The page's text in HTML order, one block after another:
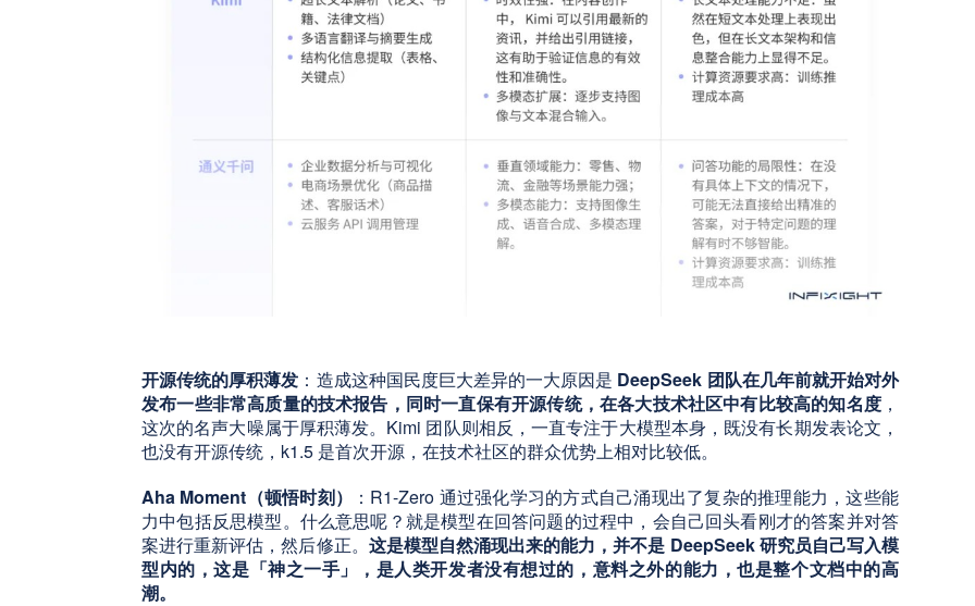
开源传统的厚积薄发 ：造成这种国民度巨大差异的一大原因是 DeepSeek 团队在几年前就开始对外
发布一些非常高质量的技术报告，同时一直保有开源传统，在各大技术社区中有比较高的知名度 ，
这次的名声大噪属于厚积薄发。Kimi 团队则相反，一直专注于大模型本身，既没有长期发表论文，
也没有开源传统，k1.5 是首次开源，在技术社区的群众优势上相对比较低。
Aha Moment（顿悟时刻）
：R1-Zero 通过强化学习的方式自己涌现出了复杂的推理能力，这些能
力中包括反思模型。什么意思呢？就是模型在回答问题的过程中，会自己回头看刚才的答案并对答
案进行重新评估，然后修正。 这是模型自然涌现出来的能力，并不是 DeepSeek 研究员自己写入模
型内的，这是「神之一手」，是人类开发者没有想过的，意料之外的能力，也是整个文档中的高
潮。